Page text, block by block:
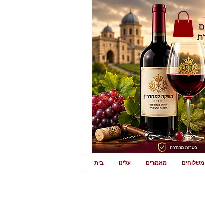
בית עלינו מאמרים משלוחים